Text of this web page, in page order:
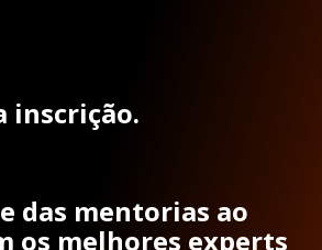
inscrição.
das mentorias ao
os melhores experts